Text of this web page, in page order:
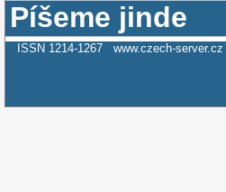
Píšeme jinde
ISSN 1214-1267 www.czech-server.cz